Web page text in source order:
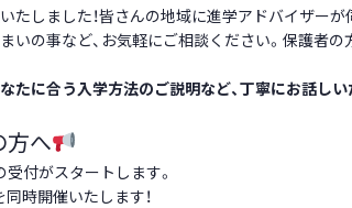
たしました！皆さんの地域に進学アドバイザーが
まいの事など、お気軽にご相談ください。保護者
たに合う入学方法のご説明など、丁寧にお話しい
方へ
付がスタートします。
同時開催いたします！